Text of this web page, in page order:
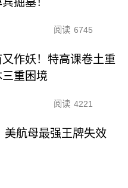
阅读 6745
作妖！特高课卷土重
重困境
阅读 4221
美航母最强王牌失效